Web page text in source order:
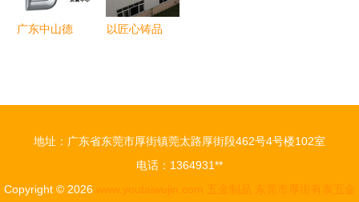
广东中山德
以匠心铸品
地址：广东省东莞市厚街镇莞太路厚街段462号4号楼102室
电话：1364931**
Copyright © 2026 www.youtaiwujin.com 五金制品 东莞市厚街有泰五金